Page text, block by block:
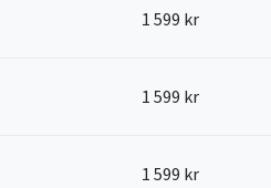
1 599 kr
1 599 kr
1 599 kr